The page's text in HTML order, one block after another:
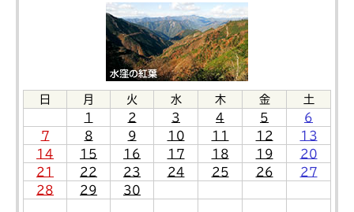
日 月 火 水 木 金
土
1
2 3 4 5
6
7
8 9 10 11 12
13
14
15 16 17 18 19
20
21
22 23 24 25 26
27
28
29 30